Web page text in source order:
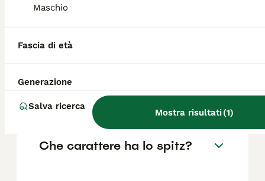
Maschio
Fascia di età
Generazione
Salva ricerca
Mostra risultati(1)
spitz e un Pomerania?
Quanti anni vive un cane
spitz?
Che carattere ha lo spitz?